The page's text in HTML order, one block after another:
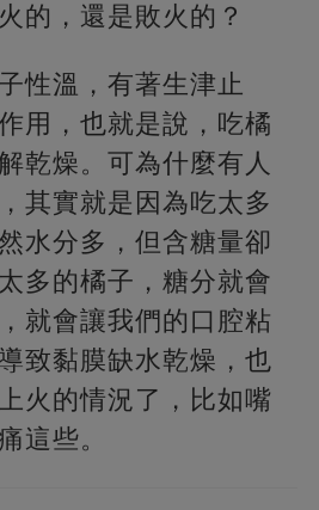
的，還是敗火的？
性溫，有著生津止
用，也就是說，吃橘
乾燥。可為什麼有人
其實就是因為吃太多
水分多，但含糖量卻
多的橘子，糖分就會
就會讓我們的口腔粘
致黏膜缺水乾燥，也
火的情況了，比如嘴
這些。